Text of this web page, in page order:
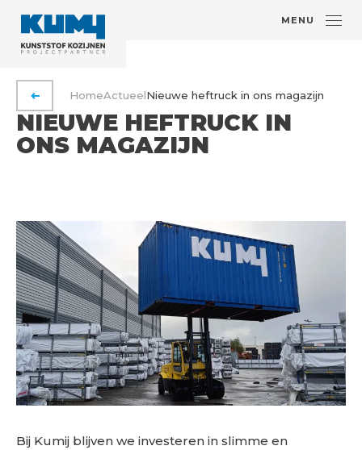
MENU
VORIGE PAGINA
HomeActueelNieuwe heftruck in ons magazijn
NIEUWE HEFTRUCK IN
ONS MAGAZIJN
Bij Kumij blijven we investeren in slimme en